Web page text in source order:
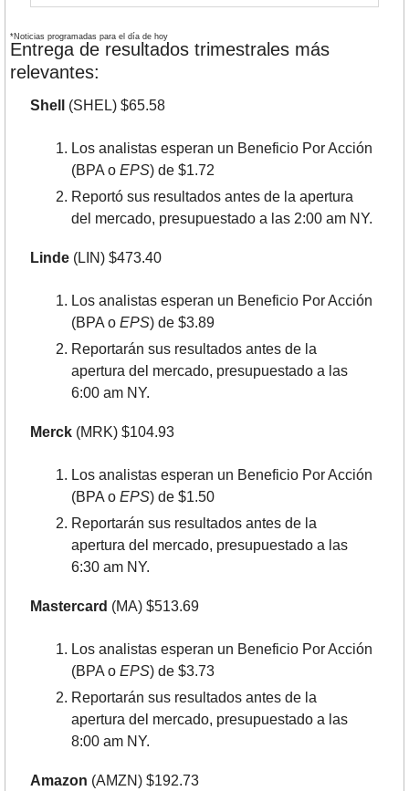
*Noticias programadas para el día de hoy
Entrega de resultados trimestrales más
relevantes:
Shell (SHEL) $65.58
Los analistas esperan un Beneficio Por Acción
(BPA o EPS) de $1.72
Reportó sus resultados antes de la apertura
del mercado, presupuestado a las 2:00 am NY.
Linde (LIN) $473.40
Los analistas esperan un Beneficio Por Acción
(BPA o EPS) de $3.89
Reportarán sus resultados antes de la
apertura del mercado, presupuestado a las
6:00 am NY.
Merck (MRK) $104.93
Los analistas esperan un Beneficio Por Acción
(BPA o EPS) de $1.50
Reportarán sus resultados antes de la
apertura del mercado, presupuestado a las
6:30 am NY.
Mastercard (MA) $513.69
Los analistas esperan un Beneficio Por Acción
(BPA o EPS) de $3.73
Reportarán sus resultados antes de la
apertura del mercado, presupuestado a las
8:00 am NY.
Amazon (AMZN) $192.73